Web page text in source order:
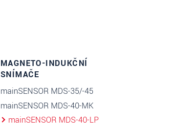
MAGNETO-INDUKČNÍ
SNÍMAČE
mainSENSOR MDS-35/-45
mainSENSOR MDS-40-MK
mainSENSOR MDS-40-LP